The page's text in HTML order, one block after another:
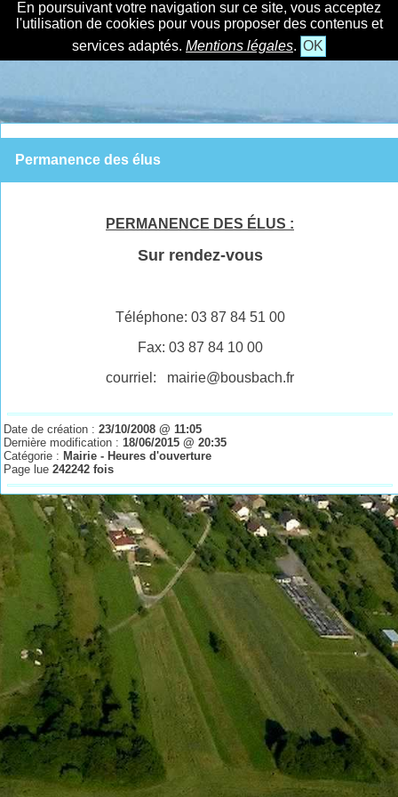
En poursuivant votre navigation sur ce site, vous acceptez
l'utilisation de cookies pour vous proposer des contenus et
services adaptés. Mentions légales. OK
Permanence des élus
PERMANENCE DES ÉLUS :
Sur rendez-vous
Téléphone: 03 87 84 51 00
Fax: 03 87 84 10 00
courriel: mairie@bousbach.fr
Date de création :23/10/2008 @ 11:05
Dernière modification :18/06/2015 @ 20:35
Catégorie : Mairie - Heures d'ouverture
Page lue242242 fois